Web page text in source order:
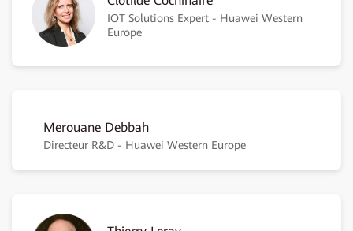
IOT Solutions Expert - Huawei Western
Europe
Merouane Debbah
Directeur R&D - Huawei Western Europe